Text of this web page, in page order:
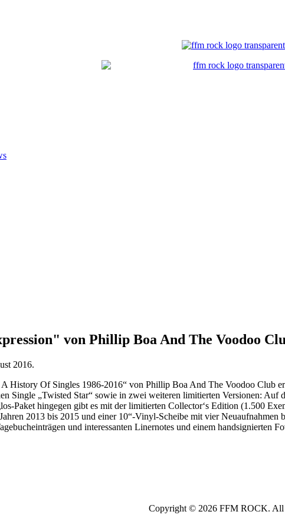
von Phillip Boa And The Voodoo
2016.
History Of Singles 1986-2016“ von Phillip Boa And The Voodoo Club
Single „Twisted Star“ sowie in zwei weiteren limitierten Versionen:
Paket hingegen gibt es mit der limitierten Collector‘s Edition (1.500
2013 bis 2015 und einer 10“-Vinyl-Scheibe mit vier
und interessanten Linernotes und einem handsignierten
Copyright © 2026 FFM ROCK. All